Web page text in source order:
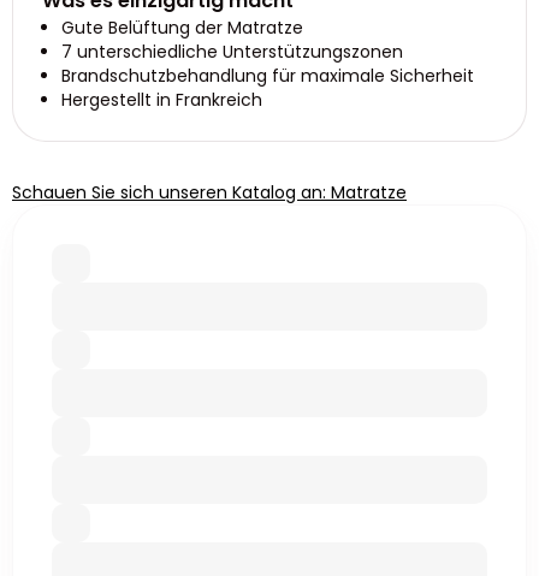
Gute Belüftung der Matratze
7 unterschiedliche Unterstützungszonen
Brandschutzbehandlung für maximale Sicherheit
Hergestellt in Frankreich
Schauen Sie sich unseren Katalog an: Matratze